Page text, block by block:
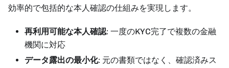
効率的で包括的な本人確認の仕組みを実現します。
再利用可能な本人確認: 一度のKYC完了で複数の金融
機関に対応
データ露出の最小化: 元の書類ではなく、確認済みス